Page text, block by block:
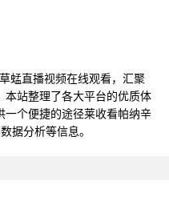
蜢直播视频在线观看，汇聚
本站整理了各大平台的优质体
一个便捷的途径莱收看帕纳辛
据分析等信息。